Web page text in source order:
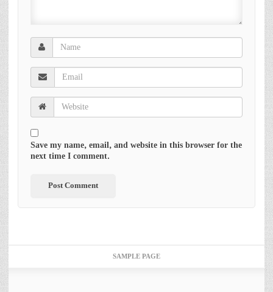
Save my name, email, and website in this browser for the
next time I comment.
SAMPLE PAGE